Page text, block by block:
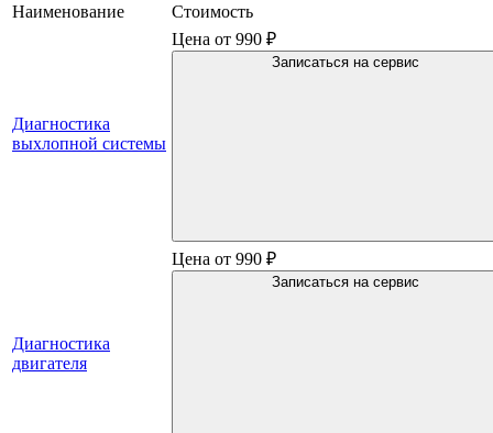
Наименование Стоимость
Диагностика
выхлопной системы
Цена от 990 ₽
Записаться на сервис
Диагностика
двигателя
Цена от 990 ₽
Записаться на сервис